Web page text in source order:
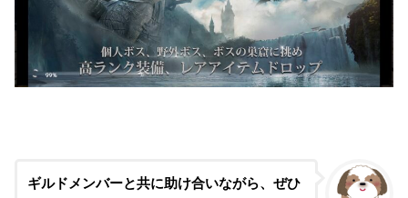
ギルドメンバーと共に助け合いながら、ぜひ